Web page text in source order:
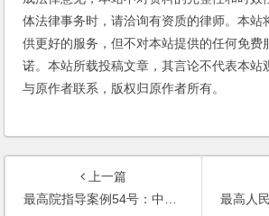
体法律事务时，请洽询有资质的律师。本站
供更好的服务，但不对本站提供的任何免费
诺。本站所载投稿文章，其言论不代表本站
与原作者联系，版权归原作者所有。
上一篇
最高院指导案例54号：中国农业发展银行安徽省分行诉 张大标、安徽长江融资担保集团有限公司执行异议之诉纠纷案
最高人民法院关于适用